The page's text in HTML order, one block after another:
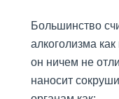
Вывод
Наша
Большинство
алкоголизма
он ничем не
наносит